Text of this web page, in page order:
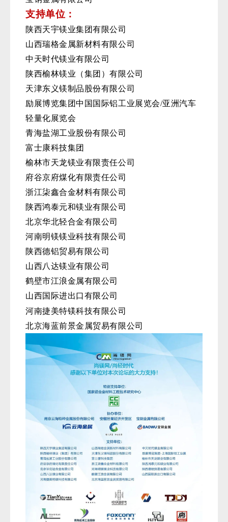
支持单位：
陕西天宇镁业集团有限公司
山西瑞格金属新材料有限公司
中天时代镁业有限公司
陕西榆林镁业（集团）有限公司
天津东义镁制品股份有限公司
励展博览集团中国国际铝工业展览会/亚洲汽车
轻量化展览会
青海盐湖工业股份有限公司
富士康科技集团
榆林市天龙镁业有限责任公司
府谷京府煤化有限责任公司
浙江柒鑫合金材料有限公司
陕西鸿泰元和镁业有限公司
北京华北轻合金有限公司
河南明镁镁业科技有限公司
陕西德铝贸易有限公司
山西八达镁业有限公司
鹤壁市江浪金属有限公司
山西国际进出口有限公司
河南捷美特镁科技有限公司
北京海蓝前景金属贸易有限公司